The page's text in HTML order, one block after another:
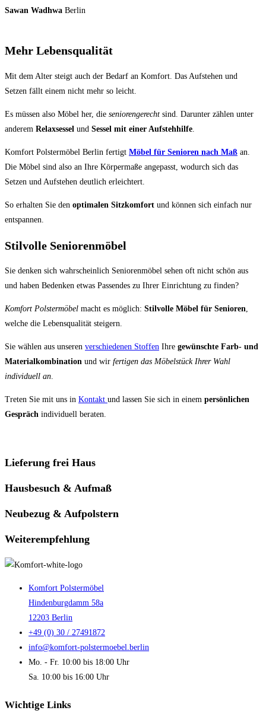
Sawan Wadhwa Berlin
Mehr Lebensqualität
Mit dem Alter steigt auch der Bedarf an Komfort. Das Aufstehen und
Setzen fällt einem nicht mehr so leicht.
Es müssen also Möbel her, die seniorengerecht sind. Darunter zählen unter
anderem Relaxsessel und Sessel mit einer Aufstehhilfe.
Komfort Polstermöbel Berlin fertigt Möbel für Senioren nach Maß an.
Die Möbel sind also an Ihre Körpermaße angepasst, wodurch sich das
Setzen und Aufstehen deutlich erleichtert.
So erhalten Sie den optimalen Sitzkomfort und können sich einfach nur
entspannen.
Stilvolle Seniorenmöbel
Sie denken sich wahrscheinlich Seniorenmöbel sehen oft nicht schön aus
und haben Bedenken etwas Passendes zu Ihrer Einrichtung zu finden?
Komfort Polstermöbel macht es möglich: Stilvolle Möbel für Senioren,
welche die Lebensqualität steigern.
Sie wählen aus unseren verschiedenen Stoffen Ihre gewünschte Farb- und
Materialkombination und wir fertigen das Möbelstück Ihrer Wahl
individuell an.
Treten Sie mit uns in Kontakt und lassen Sie sich in einem persönlichen
Gespräch individuell beraten.
Lieferung frei Haus
Hausbesuch & Aufmaß
Neubezug & Aufpolstern
Weiterempfehlung
Komfort Polstermöbel
Hindenburgdamm 58a
12203 Berlin
+49 (0) 30 / 27491872
info@komfort-polstermoebel.berlin
Mo. - Fr. 10:00 bis 18:00 Uhr
Sa. 10:00 bis 16:00 Uhr
Wichtige Links